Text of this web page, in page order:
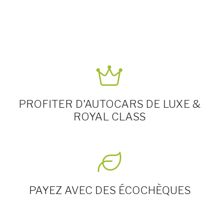
PROFITER D'AUTOCARS DE LUXE &
ROYAL CLASS
PAYEZ AVEC DES ÉCOCHÈQUES